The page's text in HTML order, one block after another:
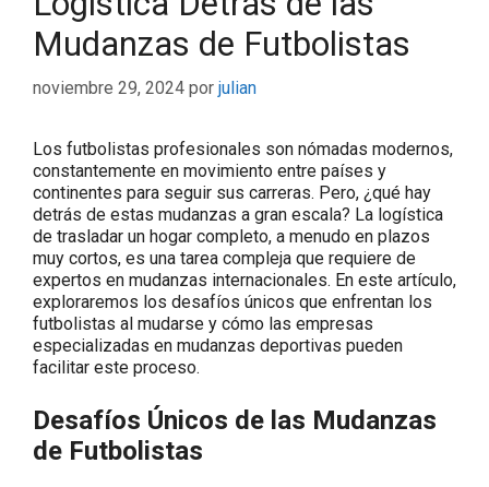
Mudanzas de Futbolistas
noviembre 29, 2024 por julian
Los futbolistas profesionales son nómadas modernos,
constantemente en movimiento entre países y
continentes para seguir sus carreras. Pero, ¿qué hay
detrás de estas mudanzas a gran escala? La logística
de trasladar un hogar completo, a menudo en plazos
muy cortos, es una tarea compleja que requiere de
expertos en mudanzas internacionales. En este artículo,
exploraremos los desafíos únicos que enfrentan los
futbolistas al mudarse y cómo las empresas
especializadas en mudanzas deportivas pueden
facilitar este proceso.
Desafíos Únicos de las Mudanzas
de Futbolistas